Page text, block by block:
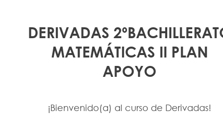
DERIVADAS
MATEMÁTICAS II PLAN
APOYO
¡Bienvenido(a) al curso de Derivadas!